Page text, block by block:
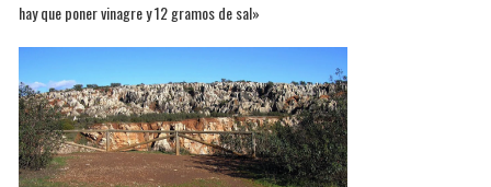
hay que poner vinagre y 12 gramos de sal»